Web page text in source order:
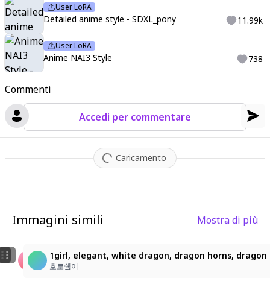
Commenti
Accedi per commentare
Caricamento
User LoRA
Detailed anime style - SDXL_pony 11.99k
User LoRA
Anime NAI3 Style 738
Immagini simili Mostra di più
용2
김현거
Riding on the back of a super giant dragon, long
HaRu
1girl, elegant, white dragon, dragon horns,
호로쉨이